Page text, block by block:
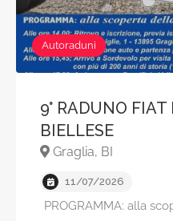
Autoraduni
9° RADUNO
BIELLESE
Graglia, BI
11/07/2026
PROGRAMMA: alla